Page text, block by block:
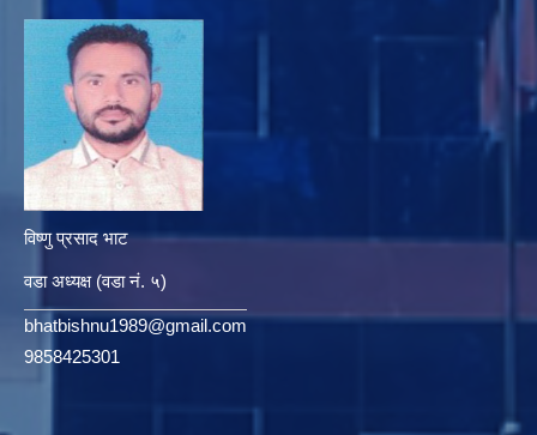
विष्णु प्रसाद भाट
वडा अध्यक्ष (वडा नं. ५)
bhatbishnu1989@gmail.com
9858425301